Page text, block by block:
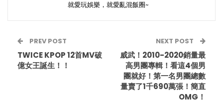
就愛玩娛樂，就愛亂混飯圈~
PREV POST
TWICE KPOP 12首MV破
億女王誕生！！
NEXT POST
威武！2010-2020銷量最
高男團專輯！看這4個男
團就好！第一名男團總數
量賣了1千690萬張！簡直
OMG！